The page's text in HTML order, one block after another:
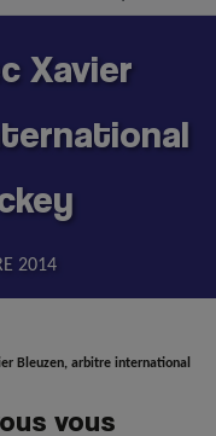
Xavier
2014
Bleuzen, arbitre international
vous